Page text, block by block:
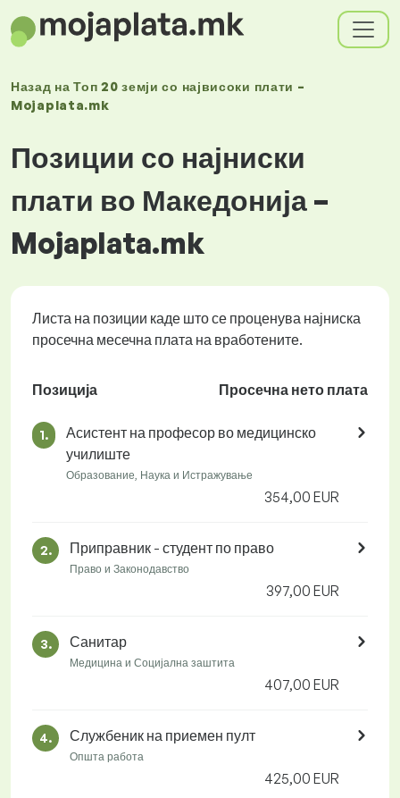
Назад наТоп 20 земји со највисоки плати –
Mojaplata.mk
Позиции со најниски
плати во Македонија –
Mojaplata.mk
Листа на позиции каде што се проценува најниска
просечна месечна плата на вработените.
Позиција Просечна нето плата
1.
Асистент на професор во медицинско
училиште
Образование, Наука и Истражување
354,00 EUR
2. Приправник - студент по право
Право и Законодавство
397,00 EUR
3. Санитар
Медицина и Социјална заштита
407,00 EUR
4. Службеник на приемен пулт
Општа работа
425,00 EUR